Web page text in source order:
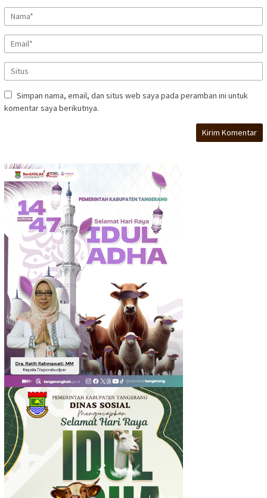
Simpan nama, email, dan situs web saya pada peramban ini untuk
komentar saya berikutnya.